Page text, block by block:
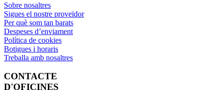
Sobre nosaltres
Sigues el nostre proveïdor
Per què som tan barats
Despeses d’enviament
Política de cookies
Botigues i horaris
Treballa amb nosaltres
CONTACTE
D'OFICINES